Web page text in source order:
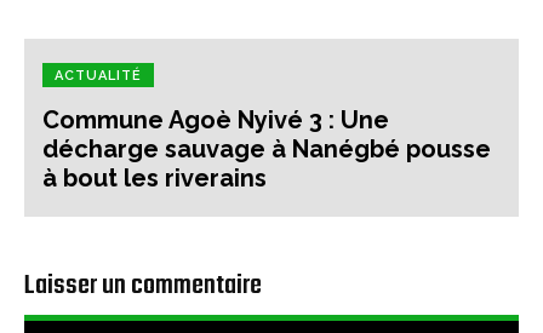
ACTUALITÉ
Commune Agoè Nyivé 3 : Une
décharge sauvage à Nanégbé pousse
à bout les riverains
Laisser un commentaire